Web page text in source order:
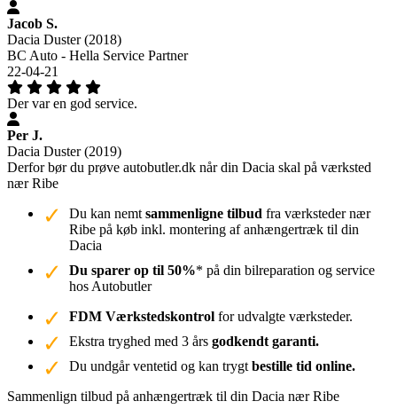
Jacob S.
Dacia Duster (2018)
BC Auto - Hella Service Partner
22-04-21
Der var en god service.
Per J.
Dacia Duster (2019)
Derfor bør du prøve autobutler.dk når din Dacia skal på værksted
nær Ribe
Du kan nemt sammenligne tilbud fra værksteder nær
Ribe på køb inkl. montering af anhængertræk til din
Dacia
Du sparer op til 50%* på din bilreparation og service
hos Autobutler
FDM Værkstedskontrol for udvalgte værksteder.
Ekstra tryghed med 3 års godkendt garanti.
Du undgår ventetid og kan trygt bestille tid online.
Sammenlign tilbud på anhængertræk til din Dacia nær Ribe